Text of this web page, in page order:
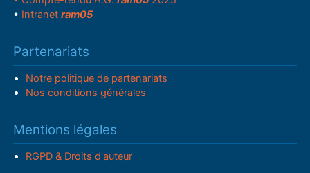
• Intranetram05
Partenariats
Notre politique de partenariats
Nos conditions générales
Mentions légales
RGPD & Droits d'auteur